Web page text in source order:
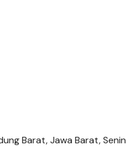
Barat, Jawa Barat, Senin